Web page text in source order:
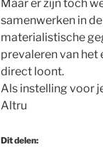
Maar er zijn toch
samenwerken in
materialistische
prevaleren van het
direct loont.
Als instelling voor
Altru
Dit delen: